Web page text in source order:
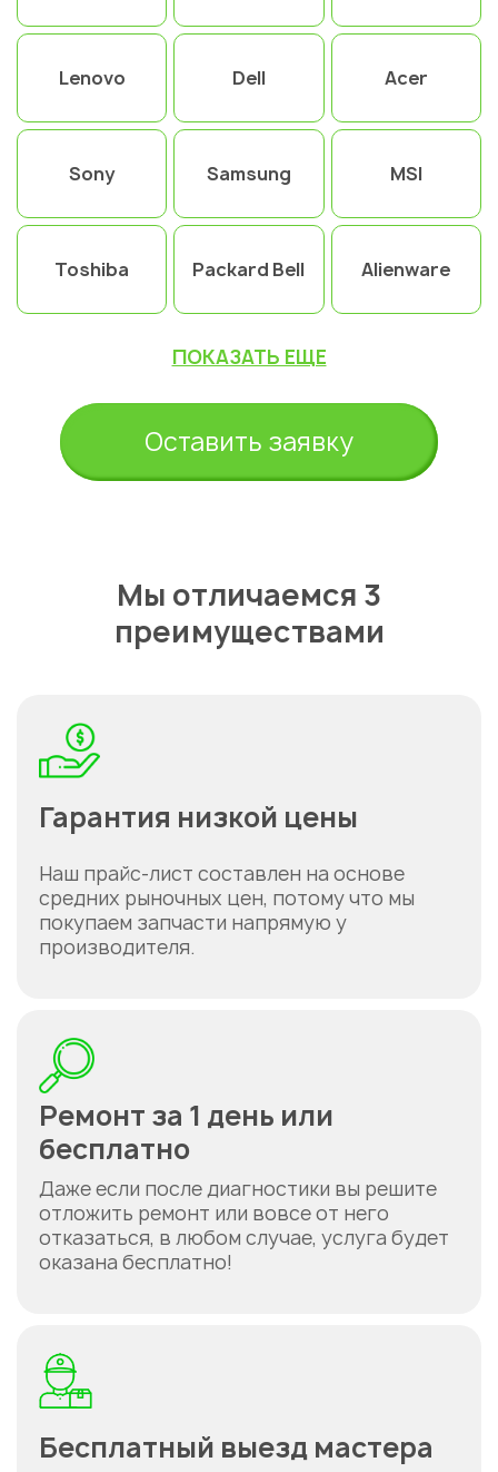
Lenovo Dell Acer
Sony Samsung MSI
Toshiba Packard Bell Alienware
ПОКАЗАТЬ ЕЩЕ
Оставить заявку
Мы отличаемся 3
преимуществами
Гарантия низкой цены
Наш прайс-лист составлен на основе
средних рыночных цен, потому что мы
покупаем запчасти напрямую у
производителя.
Ремонт за 1 день или
бесплатно
Даже если после диагностики вы решите
отложить ремонт или вовсе от него
отказаться, в любом случае, услуга будет
оказана бесплатно!
Бесплатный выезд мастера